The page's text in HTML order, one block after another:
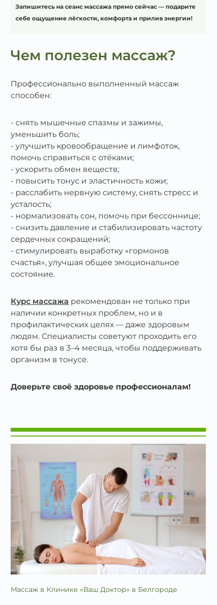
Массаж в Клинике «Ваш Доктор» в Белгороде
Запишитесь на сеанс массажа прямо сейчас — подарите
себе ощущение лёгкости, комфорта и прилив энергии!
Чем полезен массаж?
Профессионально выполненный массаж
способен:
снять мышечные спазмы и зажимы,
уменьшить боль;
улучшить кровообращение и лимфоток,
помочь справиться с отёками;
ускорить обмен веществ;
повысить тонус и эластичность кожи;
расслабить нервную систему, снять стресс и
усталость;
нормализовать сон, помочь при бессоннице;
снизить давление и стабилизировать частоту
сердечных сокращений;
стимулировать выработку «гормонов
счастья», улучшая общее эмоциональное
состояние.
Курс массажа рекомендован не только при
наличии конкретных проблем, но и в
профилактических целях — даже здоровым
людям. Специалисты советуют проходить его
хотя бы раз в 3–4 месяца, чтобы поддерживать
организм в тонусе.
Доверьте своё здоровье профессионалам!